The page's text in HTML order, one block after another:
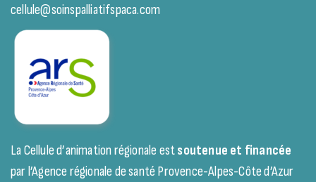
cellule@soinspalliatifspaca.com
La Cellule d’animation régionale estsoutenue et financée
par l’Agence régionale de santé Provence-Alpes-Côte d’Azur